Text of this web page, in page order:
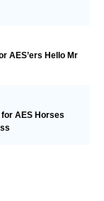
AES’ers Hello Mr
AES Horses